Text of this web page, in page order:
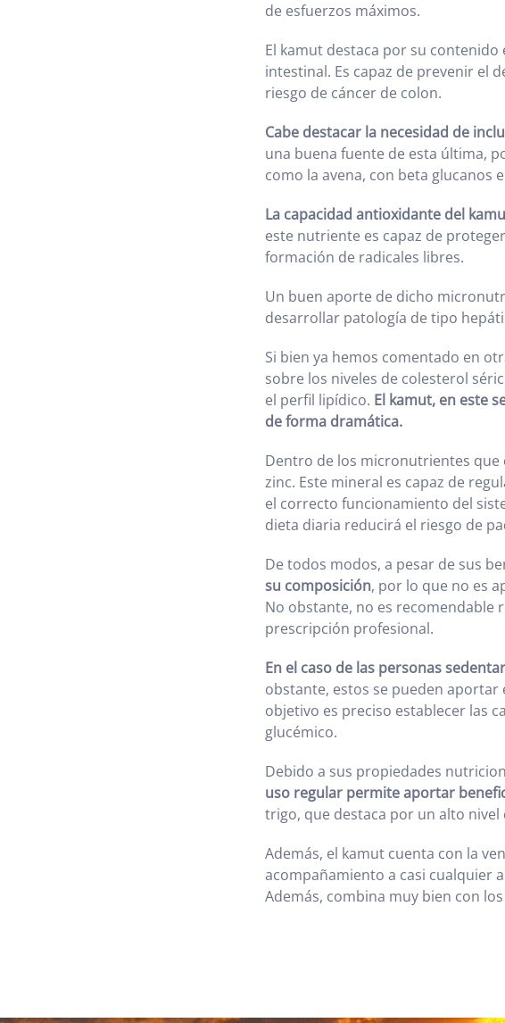
de esfuerzos máximos.
El kamut destaca por su
intestinal. Es capaz de prevenir el
riesgo de cáncer de colon.
Cabe destacar la necesidad de
una buena fuente de esta última,
como la avena, con beta glucanos
La capacidad antioxidante del
este nutriente es capaz de
formación de radicales libres.
Un buen aporte de dicho
desarrollar patología de tipo
Si bien ya hemos comentado en
sobre los niveles de colesterol
el perfil lipídico. El kamut, en este
de forma dramática.
Dentro de los micronutrientes que
zinc. Este mineral es capaz de
el correcto funcionamiento del
dieta diaria reducirá el riesgo de
De todos modos, a pesar de sus
su composición, por lo que no es
No obstante, no es recomendable
prescripción profesional.
En el caso de las personas
obstante, estos se pueden
objetivo es preciso establecer las
glucémico.
Debido a sus propiedades
uso regular permite aportar
trigo, que destaca por un alto
Además, el kamut cuenta con la
acompañamiento a casi cualquier
Además, combina muy bien con